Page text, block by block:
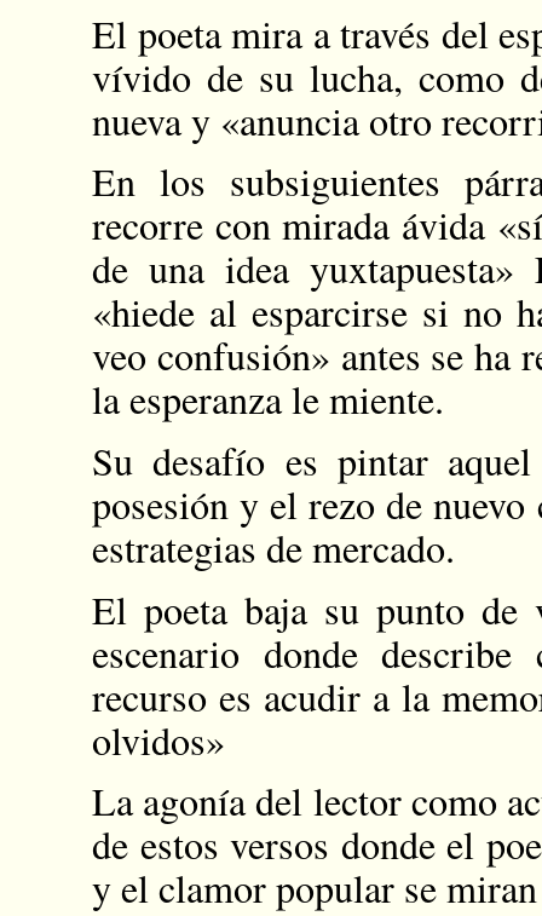
El poeta mira a través del
vívido de su lucha, como
nueva y «anuncia otro
En los subsiguientes
recorre con mirada ávida
de una idea
«hiede al esparcirse si no
veo confusión» antes se ha
la esperanza le miente.
Su desafío es pintar
posesión y el rezo de
estrategias de mercado.
El poeta baja su punto de
escenario donde
recurso es acudir a la
olvidos»
La agonía del lector como
de estos versos donde el
y el clamor popular se